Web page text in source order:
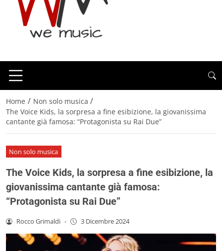
Home / Non solo musica /
The Voice Kids, la sorpresa a fine esibizione, la giovanissima
cantante già famosa: “Protagonista su Rai Due”
Non solo musica
The Voice Kids, la sorpresa a fine esibizione, la
giovanissima cantante già famosa:
“Protagonista su Rai Due”
Rocco Grimaldi - 3 Dicembre 2024